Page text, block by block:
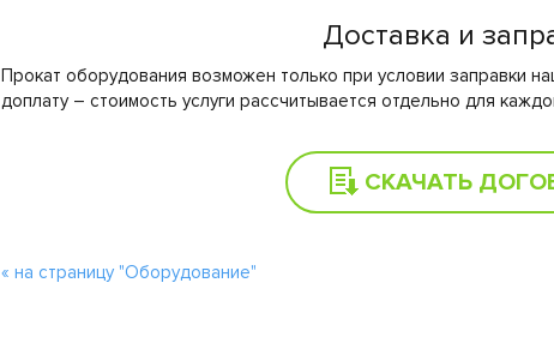
Доставка и
Прокат оборудования возможен только при условии заправки
доплату – стоимость услуги рассчитывается отдельно для
СКАЧАТЬ
« на страницу "Оборудование"